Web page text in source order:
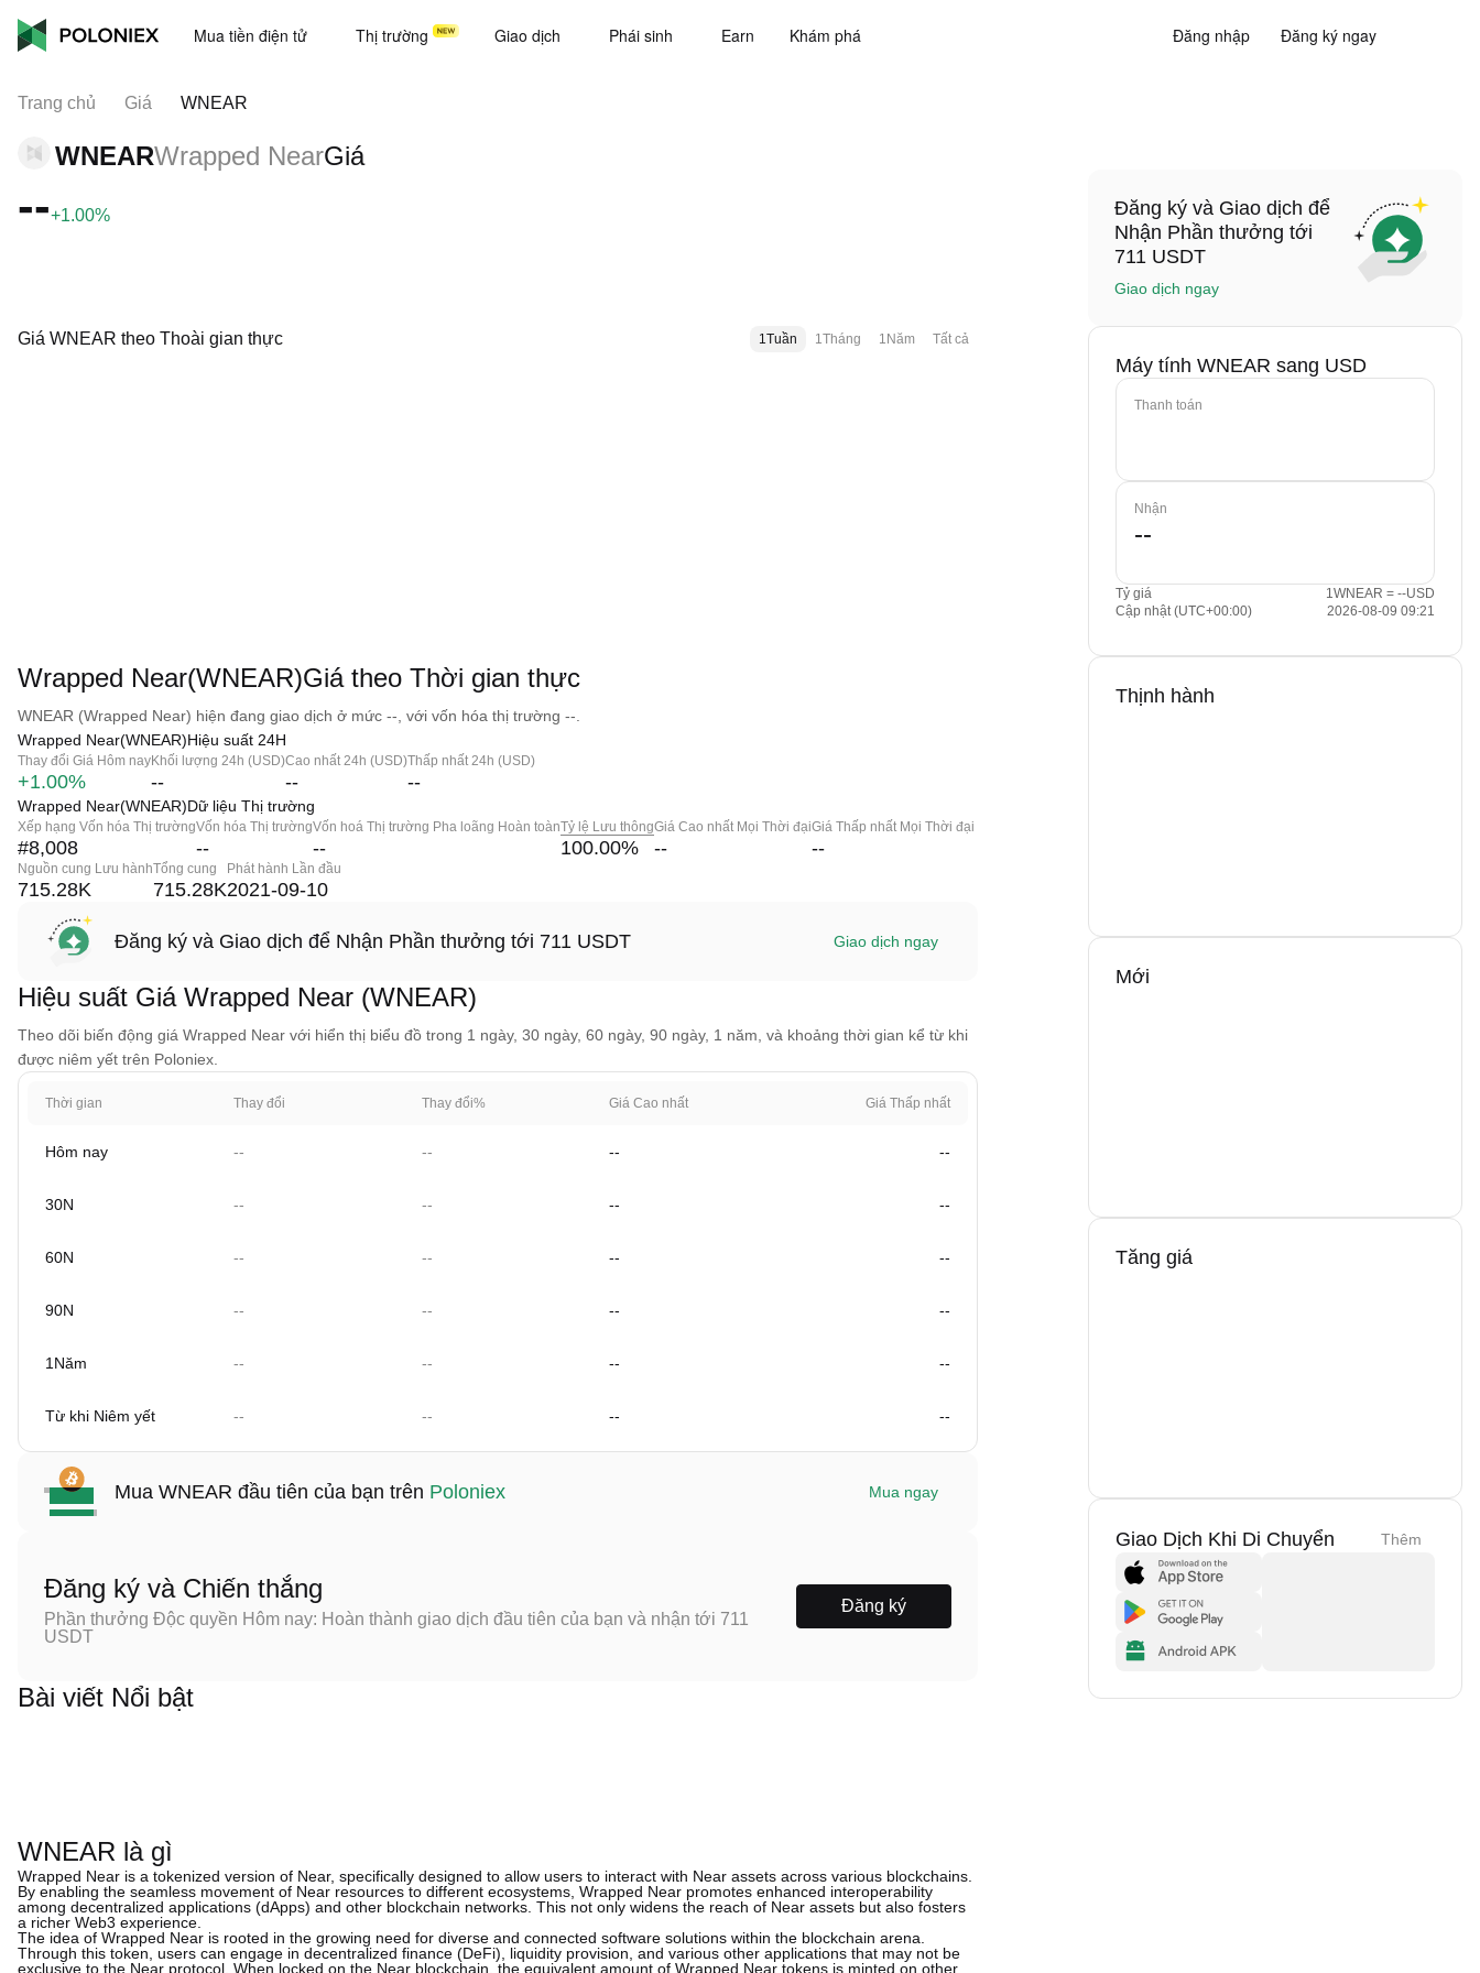
Mua tiền điện tử Thị trường Giao dịch Phái sinh Earn Khám phá Đăng nhập Đăng ký ngay
Trang chủ Giá WNEAR
WNEARWrapped NearGiá
--+1.00%
Giá WNEAR theo Thoài gian thực 1Tuần 1Tháng 1Năm Tất cả
Wrapped Near(WNEAR)Giá theo Thời gian thực
WNEAR (Wrapped Near) hiện đang giao dịch ở mức --, với vốn hóa thị trường --.
Wrapped Near(WNEAR)Hiệu suất 24H
Thay đổi Giá Hôm nay
+1.00%
Khối lượng 24h (USD)
--
Cao nhất 24h (USD)
--
Thấp nhất 24h (USD)
--
Wrapped Near(WNEAR)Dữ liệu Thị trường
Xếp hạng Vốn hóa Thị trường
#8,008
Vốn hóa Thị trường
--
Vốn hoá Thị trường Pha loãng Hoàn toàn
--
Tỷ lệ Lưu thông
100.00%
Giá Cao nhất Mọi Thời đại
--
Giá Thấp nhất Mọi Thời đại
--
Nguồn cung Lưu hành
715.28K
Tổng cung
715.28K
Phát hành Lần đầu
2021-09-10
Đăng ký và Giao dịch để Nhận Phần thưởng tới 711 USDT Giao dịch ngay
Hiệu suất Giá Wrapped Near (WNEAR)
Theo dõi biến động giá Wrapped Near với hiển thị biểu đồ trong 1 ngày, 30 ngày, 60 ngày, 90 ngày, 1 năm, và khoảng thời gian kể từ khi
được niêm yết trên Poloniex.
Thời gian Thay đổi Thay đổi% Giá Cao nhất Giá Thấp nhất
Hôm nay -- -- -- --
30N -- -- -- --
60N -- -- -- --
90N -- -- -- --
1Năm -- -- -- --
Từ khi Niêm yết -- -- -- --
Mua WNEAR đầu tiên của bạn trên Poloniex Mua ngay
Đăng ký và Chiến thắng
Phần thưởng Độc quyền Hôm nay: Hoàn thành giao dịch đầu tiên của bạn và nhận tới 711
USDT
Đăng ký
Bài viết Nổi bật
WNEAR là gì
Wrapped Near is a tokenized version of Near, specifically designed to allow users to interact with Near assets across various blockchains.
By enabling the seamless movement of Near resources to different ecosystems, Wrapped Near promotes enhanced interoperability
among decentralized applications (dApps) and other blockchain networks. This not only widens the reach of Near assets but also fosters
a richer Web3 experience.
The idea of Wrapped Near is rooted in the growing need for diverse and connected software solutions within the blockchain arena.
Through this token, users can engage in decentralized finance (DeFi), liquidity provision, and various other applications that may not be
exclusive to the Near protocol. When locked on the Near blockchain, the equivalent amount of Wrapped Near tokens is minted on other
Đăng ký và Giao dịch để
Nhận Phần thưởng tới
711 USDT
Giao dịch ngay
Máy tính WNEAR sang USD
Thanh toán
Nhận
Tỷ giá
1WNEAR = --USD
Cập nhật (UTC+00:00)
2026-08-09 09:21
Thịnh hành
Mới
Tăng giá
Giao Dịch Khi Di Chuyển Thêm